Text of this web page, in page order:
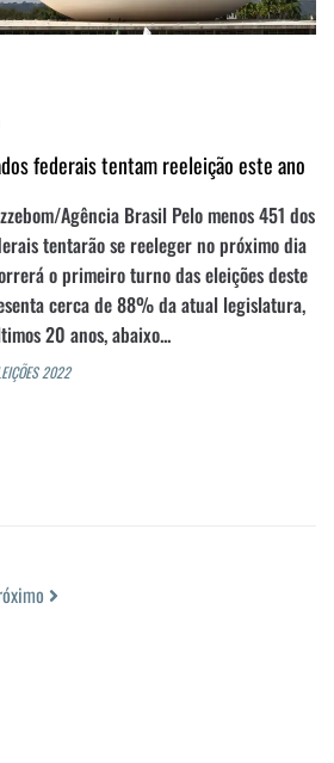
federais tentam reeleição este ano
Agência Brasil Pelo menos 451 dos
tentarão se reeleger no próximo dia
o primeiro turno das eleições deste
cerca de 88% da atual legislatura,
20 anos, abaixo...
2022